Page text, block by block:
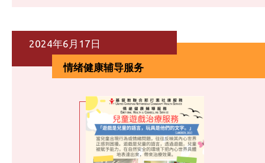
2024年6月17日
情绪健康辅导服务